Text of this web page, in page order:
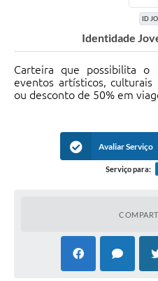
ID
Identidade
Carteira que possibilita o
eventos artísticos,
ou desconto de 50% em
Avaliar Serviço
Serviço para: